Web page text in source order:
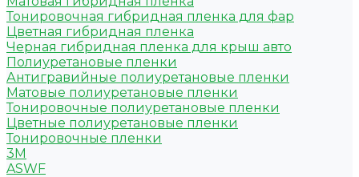
Тонировочная гибридная пленка для фар
Цветная гибридная пленка
Черная гибридная пленка для крыш авто
Полиуретановые пленки
Антигравийные полиуретановые пленки
Матовые полиуретановые пленки
Тонировочные полиуретановые пленки
Цветные полиуретановые пленки
Тонировочные пленки
3M
ASWF